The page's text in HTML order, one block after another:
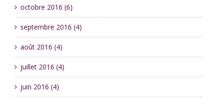
octobre 2016 (6)
septembre 2016 (4)
août 2016 (4)
juillet 2016 (4)
juin 2016 (4)